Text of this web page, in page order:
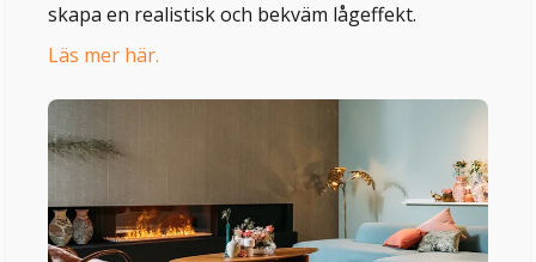
skapa en realistisk och bekväm lågeffekt.
Läs mer här.